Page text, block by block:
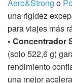
Aero&Strong o
una rigidez
para viajes más
• Concentrador
(solo 522,6 g)
rendimiento
una mejor